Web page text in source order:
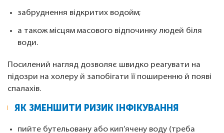
забруднення відкритих водойм;
а також місцям масового відпочинку людей біля
води.
Посилений нагляд дозволяє швидко реагувати на
підозри на холеру й запобігати її поширенню й появі
спалахів.
ЯК ЗМЕНШИТИ РИЗИК ІНФІКУВАННЯ
пийте бутельовану або кип’ячену воду (треба